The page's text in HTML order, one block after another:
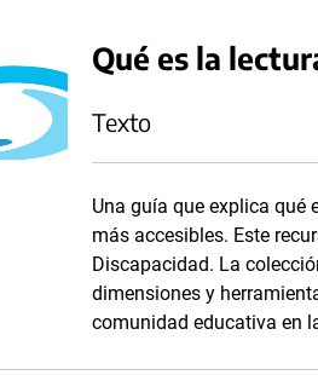
Qué es la
Texto
Una guía que explica qué
más accesibles. Este
Discapacidad. La
dimensiones y
comunidad educativa en